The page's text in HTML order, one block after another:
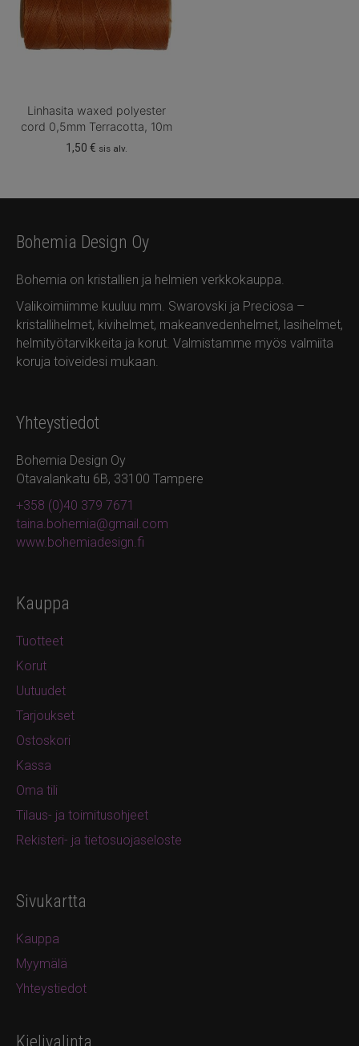
Linhasita waxed polyester
cord 0,5mm Terracotta, 10m
1,50€ sis alv.
Bohemia Design Oy
Bohemia on kristallien ja helmien verkkokauppa.
Valikoimiimme kuuluu mm. Swarovski ja Preciosa –
kristallihelmet, kivihelmet, makeanvedenhelmet, lasihelmet,
helmityötarvikkeita ja korut. Valmistamme myös valmiita
koruja toiveidesi mukaan.
Yhteystiedot
Bohemia Design Oy
Otavalankatu 6B, 33100 Tampere
+358 (0)40 379 7671
taina.bohemia@gmail.com
www.bohemiadesign.fi
Kauppa
Tuotteet
Korut
Uutuudet
Tarjoukset
Ostoskori
Kassa
Oma tili
Tilaus- ja toimitusohjeet
Rekisteri- ja tietosuojaseloste
Sivukartta
Kauppa
Myymälä
Yhteystiedot
Kielivalinta